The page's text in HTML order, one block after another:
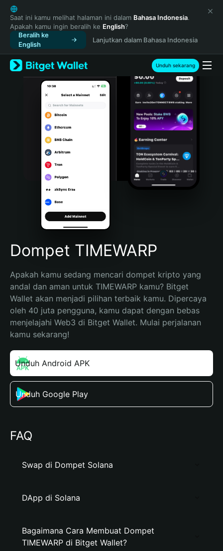
English
日本語
Tiếng Việt
Русский
Español (Latinoamérica)
Türkçe
Italiano
Português (Portugal)
Bahasa Indonesia
Português (Brasil)
Español (Argentina)
Saat ini kamu melihat halaman ini dalam Bahasa Indonesia.
Apakah kamu ingin beralih ke English?
Beralih ke
English
Lanjutkan dalam Bahasa Indonesia
Unduh sekarang
Dompet TIMEWARP
Apakah kamu sedang mencari dompet kripto yang
andal dan aman untuk TIMEWARP kamu? Bitget
Wallet akan menjadi pilihan terbaik kamu. Dipercaya
oleh 40 juta pengguna, kamu dapat dengan bebas
menjelajahi Web3 di Bitget Wallet. Mulai perjalanan
kamu sekarang!
Unduh Android APK
Unduh Google Play
FAQ
Swap di Dompet Solana
DApp di Solana
Bagaimana Cara Membuat Dompet
TIMEWARP di Bitget Wallet?